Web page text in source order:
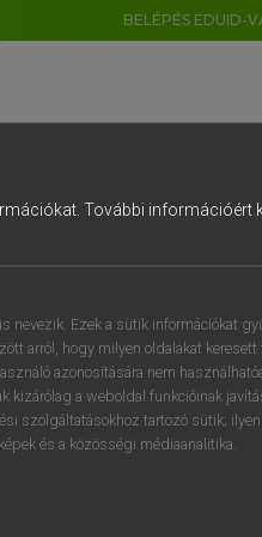
BELÉPÉS EDUID-
További információért
nevezik. Ezek a sütik információkat
arról, hogy milyen oldalakat keresett
azonosítására nem
kizárólag a weboldal funkcióinak
szolgáltatásokhoz tartozó sütik;
és a közösségi médiaanalitika.
6 7 8 9
t z u i
h j k l é
b n m , .